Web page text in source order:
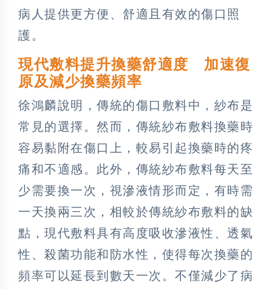
病人提供更方便、舒適且有效的傷口照
護。
現代敷料提升換藥舒適度 加速復
原及減少換藥頻率
徐鴻麟說明，傳統的傷口敷料中，紗布是
常見的選擇。然而，傳統紗布敷料換藥時
容易黏附在傷口上，較易引起換藥時的疼
痛和不適感。此外，傳統紗布敷料每天至
少需要換一次，視滲液情形而定，有時需
一天換兩三次，相較於傳統紗布敷料的缺
點，現代敷料具有高度吸收滲液性、透氣
性、殺菌功能和防水性，使得每次換藥的
頻率可以延長到數天一次。不僅減少了病